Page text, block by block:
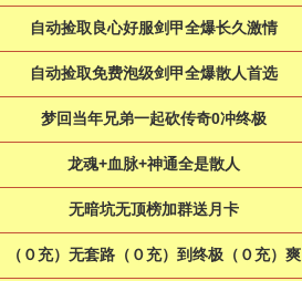
自动捡取良心好服剑甲全爆长久激情
自动捡取免费泡级剑甲全爆散人首选
梦回当年兄弟一起砍传奇0冲终极
龙魂+血脉+神通全是散人
无暗坑无顶榜加群送月卡
（０充）无套路（０充）到终极（０充）爽